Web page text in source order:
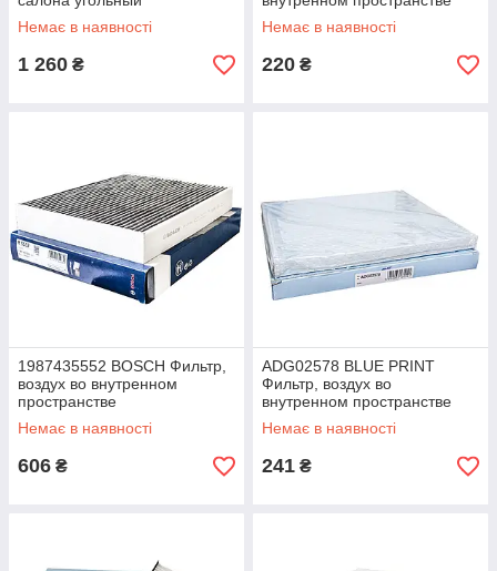
Немає в наявності
1 260 ₴
Немає в наявності
220 ₴
1987435552 BOSCH Фильтр,
воздух во внутренном
пространстве
Немає в наявності
606 ₴
ADG02578 BLUE PRINT
Фильтр, воздух во
внутренном пространстве
Немає в наявності
241 ₴